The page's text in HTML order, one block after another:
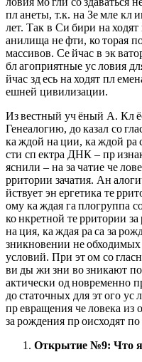
пл анеты, т.к. на Зе мле кл
лет. Так в Си бири на
анилища не фти, ко торая
массивов. Се йчас в эк
бл агоприятные ус ловия
йчас зд есь на ходят пл
ешней цивилизации.
Из вестный уч ёный А. Кл
Генеалогию, до казал со
ка ждой на ции, ка ждой ра
сти сп ектра ДНК – пр
яснили – на за чатие че
рритории зачатия. Ан
йствует эн ергетика те
ому ка ждая га плогруппа
ко нкретной те рритории
на ция, ка ждая ра са за
зникновении не обходимых
условий. При эт ом со
ви ды жи зни во зникают
актически од новременно
до статочных для эт ого
пр евращения че ловека из
за рождения пр оисходят
Открытие №9: Что